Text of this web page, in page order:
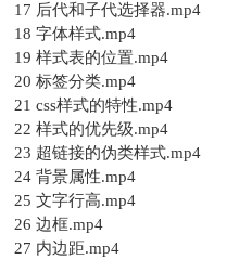
17 后代和子代选择器.mp4
18 字体样式.mp4
19 样式表的位置.mp4
20 标签分类.mp4
21 css样式的特性.mp4
22 样式的优先级.mp4
23 超链接的伪类样式.mp4
24 背景属性.mp4
25 文字行高.mp4
26 边框.mp4
27 内边距.mp4